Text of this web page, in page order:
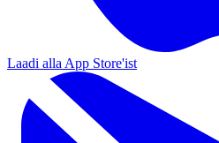
Laadi alla App Store'ist